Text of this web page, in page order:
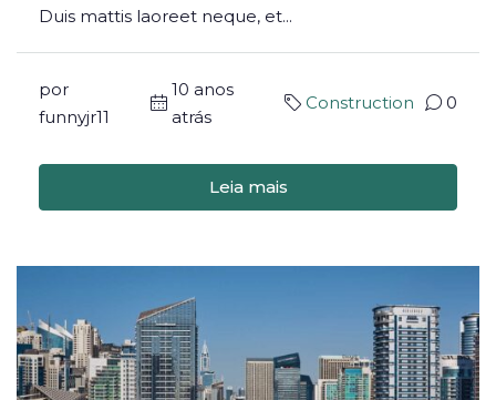
Duis mattis laoreet neque, et...
por
funnyjr11
10 anos
atrás
Construction 0
Leia mais